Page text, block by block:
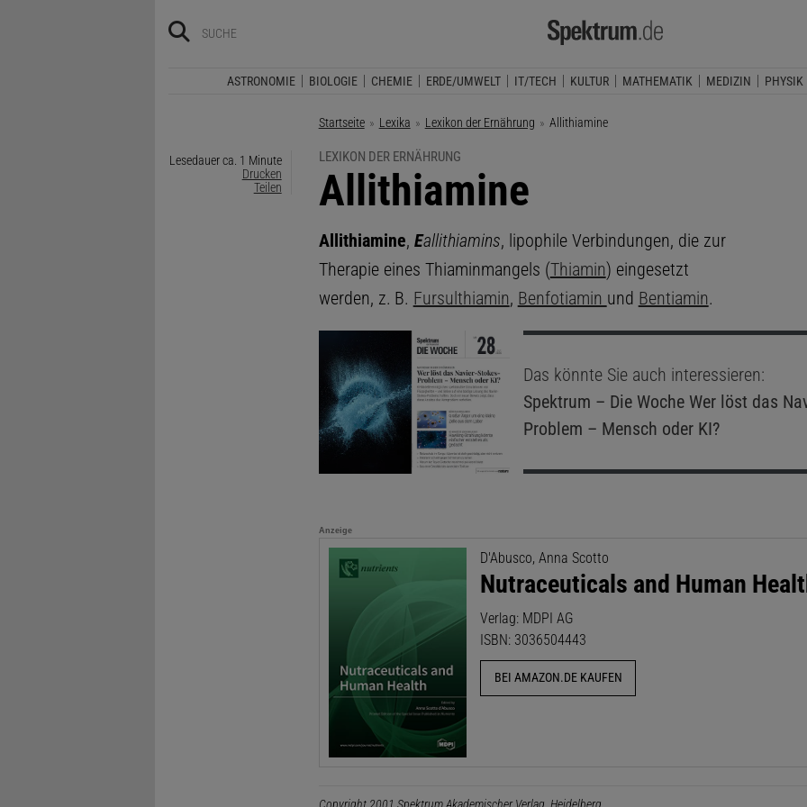
ASTRONOMIE BIOLOGIE CHEMIE ERDE/UMWELT IT/TECH KULTUR MATHEMATIK MEDIZIN PHYSIK
Startseite Lexika Lexikon der Ernährung Aktuelle Seite:
Allithiamine
Lesedauer ca. 1 Minute
Drucken
Teilen
LEXIKON DER ERNÄHRUNG
:
Allithiamine
Allithiamine, Eallithiamins, lipophile Verbindungen, die zur
Therapie eines Thiaminmangels (Thiamin) eingesetzt
werden, z. B. Fursulthiamin, Benfotiamin und Bentiamin.
Das könnte Sie auch interessieren:
Spektrum – Die WocheWer löst das
Problem – Mensch oder KI?
Anzeige
D'Abusco, Anna Scotto
Nutraceuticals and Human
Verlag: MDPI AG
ISBN: 3036504443
BEI AMAZON.DE KAUFEN
Copyright 2001 Spektrum Akademischer Verlag, Heidelberg